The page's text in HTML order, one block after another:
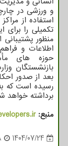
و ورزشی در
استفاده از
تکمیلی را برای
منظور پشتیبانی
اطلاعات و
حوزه های
بازنشستگان
بعد از صدور
رسیده است که
برداشته خواهد
منبع:
1404/07/24